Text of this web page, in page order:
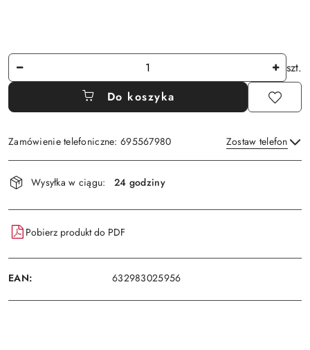
Ilość
szt.
Do koszyka
Zamówienie telefoniczne: 695567980 Zostaw telefon
Dostępność
i
dostawa
Wysyłka w ciągu: 24 godziny
Pobierz produkt do PDF
EAN: 632983025956